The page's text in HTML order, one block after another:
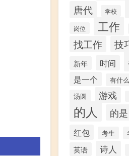
唐代 学校
岗位 工作
找工作 技
新年 时间
是一个 有什么
汤圆 游戏
的人 的是
红包 考生
英语 诗人